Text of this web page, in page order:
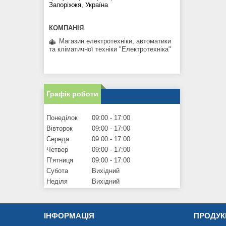
Запоріжжя, Україна
Магазин електротехніки, автоматики
та кліматичної техніки "Електротехніка"
Графік роботи
Понеділок 09:00
17:00
Вівторок
09:00
17:00
Середа
09:00
17:00
Четвер
09:00
17:00
Пʼятниця
09:00
17:00
Субота
Вихідний
Неділя
Вихідний
ІНФОРМАЦІЯ